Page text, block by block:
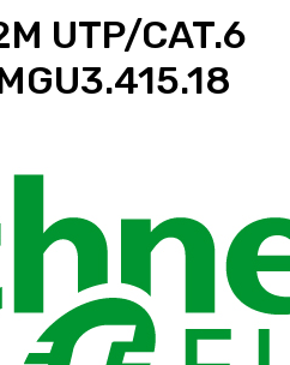
UTP/CAT.6